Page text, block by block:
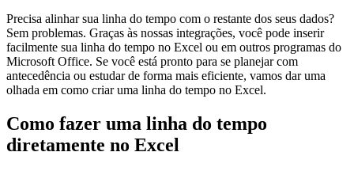
Precisa alinhar sua linha do tempo com o restante dos seus dados?
Sem problemas. Graças às nossas integrações, você pode inserir
facilmente sua linha do tempo no Excel ou em outros programas do
Microsoft Office. Se você está pronto para se planejar com
antecedência ou estudar de forma mais eficiente, vamos dar uma
olhada em como criar uma linha do tempo no Excel.
Como fazer uma linha do tempo
diretamente no Excel